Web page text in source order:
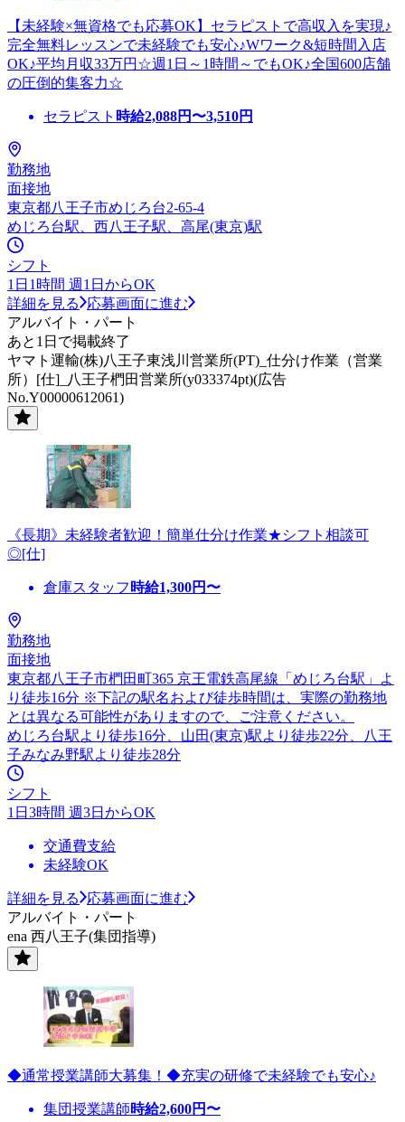
【未経験×無資格でも応募OK】セラピストで高収入を実現♪
完全無料レッスンで未経験でも安心♪Wワーク&短時間入店
OK♪平均月収33万円☆週1日～1時間～でもOK♪全国600店舗
の圧倒的集客力☆
セラピスト 時給2,088円〜3,510円
勤務地
面接地
東京都八王子市めじろ台2-65-4
めじろ台駅、西八王子駅、高尾(東京)駅
シフト
1日1時間 週1日からOK
詳細を見る
応募画面に進む
アルバイト・パート
あと1日で掲載終了
ヤマト運輸(株)八王子東浅川営業所(PT)_仕分け作業（営業
所）[仕]_八王子椚田営業所(y033374pt)(広告
No.Y00000612061)
《長期》未経験者歓迎！簡単仕分け作業★シフト相談可
◎[仕]
倉庫スタッフ 時給1,300円〜
勤務地
面接地
東京都八王子市椚田町365 京王電鉄高尾線「めじろ台駅」よ
り徒歩16分 ※下記の駅名および徒歩時間は、実際の勤務地
とは異なる可能性がありますので、ご注意ください。
めじろ台駅より徒歩16分、山田(東京)駅より徒歩22分、八王
子みなみ野駅より徒歩28分
シフト
1日3時間 週3日からOK
交通費支給
未経験OK
詳細を見る
応募画面に進む
アルバイト・パート
ena 西八王子(集団指導)
◆通常授業講師大募集！◆充実の研修で未経験でも安心♪
集団授業講師時給2,600円〜